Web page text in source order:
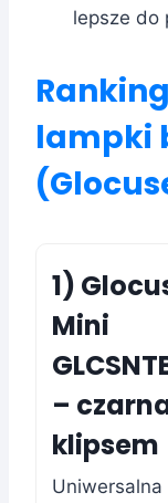
lepsze do
lampki
1)
Mini
–
klipsem
Uniwersalna